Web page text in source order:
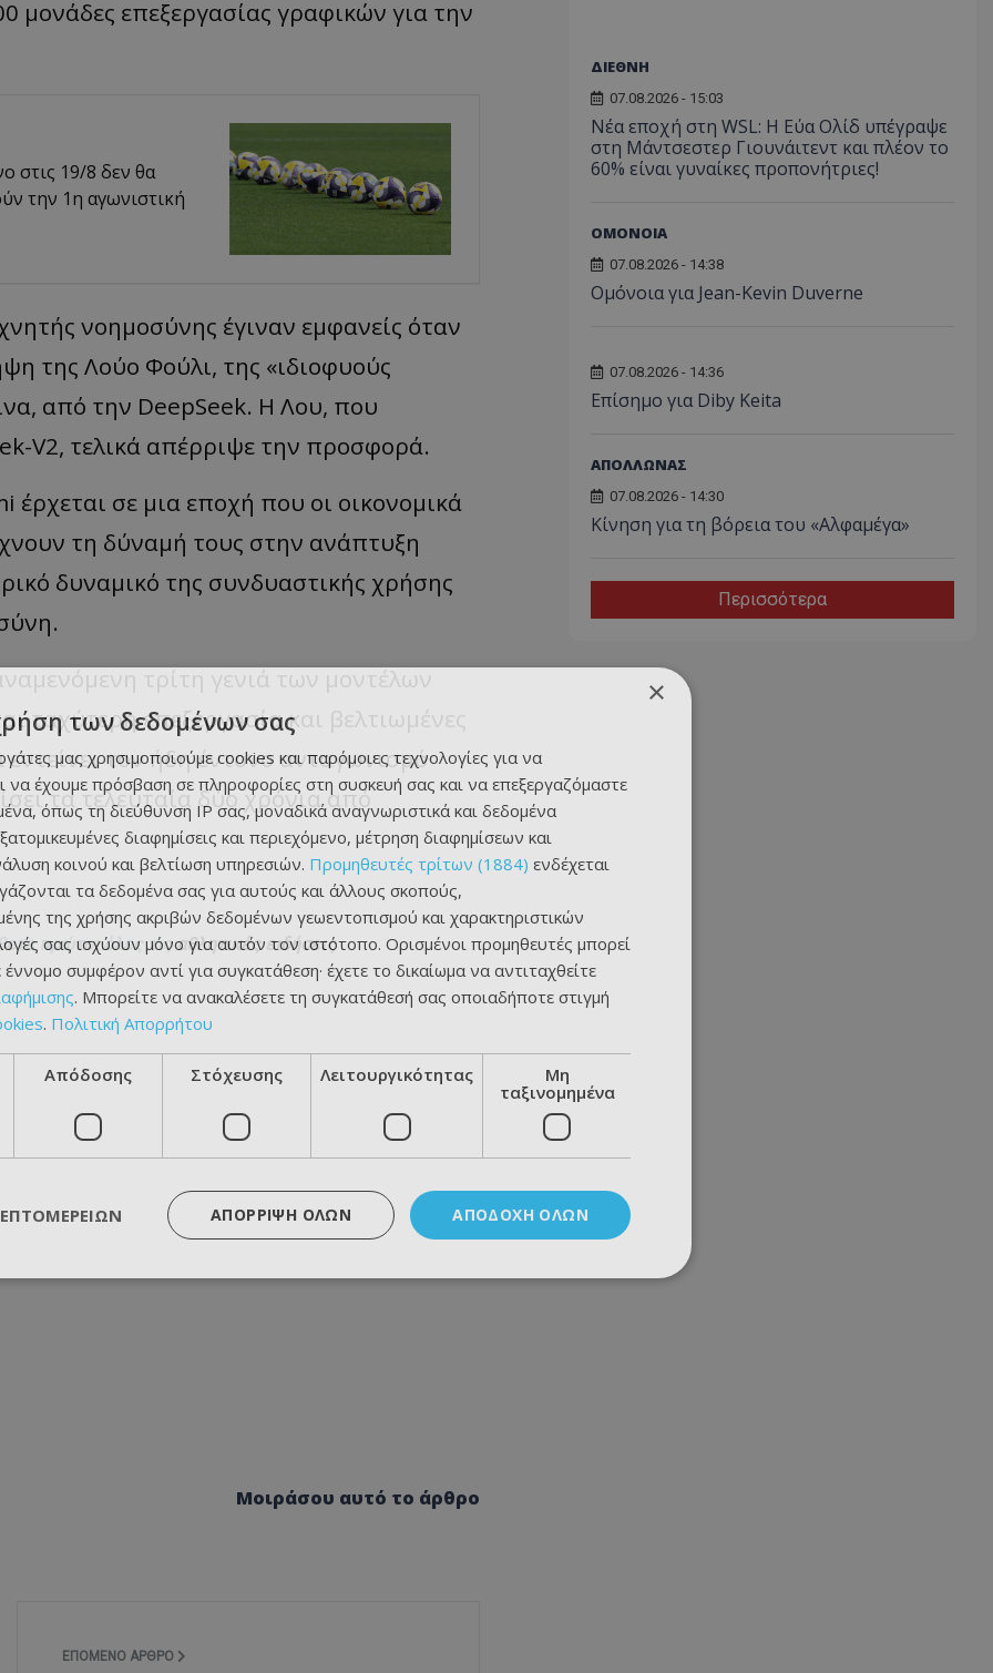
μονάδες επεξεργασίας γραφικών για την
στις 19/8 δεν θα
την 1η αγωνιστική
νοημοσύνης έγιναν εμφανείς όταν
της Λούο Φούλι, της «ιδιοφυούς
από την DeepSeek. Η Λου, που
V2, τελικά απέρριψε την προσφορά.
σε μια εποχή που οι οικονομικά
τη δύναμή τους στην ανάπτυξη
δυναμικό της συνδυαστικής χρήσης
τρίτη γενιά των μοντέλων
ταχύτερη επεξεργασία και βελτιωμένες
τον ήδη έντονο ανταγωνισμό
τα τελευταία δύο χρόνια από
πρώτοι όλες τιςαθλητικές ειδήσεις
Μοιράσου αυτό το άρθρο
ΕΠΌΜΕΝΟ ΆΡΘΡΟ
ΔΙΕΘΝΗ
07.08.2026 - 15:03
Νέα εποχή στη WSL: Η Εύα Ολίδ υπέγραψε
στη Μάντσεστερ Γιουνάιτεντ και πλέον το
60% είναι γυναίκες προπονήτριες!
ΟΜΟΝΟΙΑ
07.08.2026 - 14:38
Ομόνοια για Jean-Kevin Duverne
07.08.2026 - 14:36
Επίσημο για Diby Keita
ΑΠΟΛΛΩΝΑΣ
07.08.2026 - 14:30
Κίνηση για τη βόρεια του «Αλφαμέγα»
Περισσότερα
×
των δεδομένων σας
μας χρησιμοποιούμε cookies και παρόμοιες τεχνολογίες για να
να έχουμε πρόσβαση σε πληροφορίες στη συσκευή σας και να επεξεργαζόμαστε
όπως τη διεύθυνση IP σας, μοναδικά αναγνωριστικά και δεδομένα
διαφημίσεις και περιεχόμενο, μέτρηση διαφημίσεων και
κοινού και βελτίωση υπηρεσιών. Προμηθευτές τρίτων (1884) ενδέχεται
τα δεδομένα σας για αυτούς και άλλους σκοπούς,
της χρήσης ακριβών δεδομένων γεωεντοπισμού και χαρακτηριστικών
σας ισχύουν μόνο για αυτόν τον ιστότοπο. Ορισμένοι προμηθευτές μπορεί
συμφέρον αντί για συγκατάθεση· έχετε το δικαίωμα να αντιταχθείτε
. Μπορείτε να ανακαλέσετε τη συγκατάθεσή σας οποιαδήποτε στιγμή
. Πολιτική Απορρήτου
Απόδοσης Στόχευσης Λειτουργικότητας
Μη
ταξινομημένα
ΑΠΟΔΟΧΉ ΌΛΩΝ
ΑΠΌΡΡΙΨΗ ΌΛΩΝ